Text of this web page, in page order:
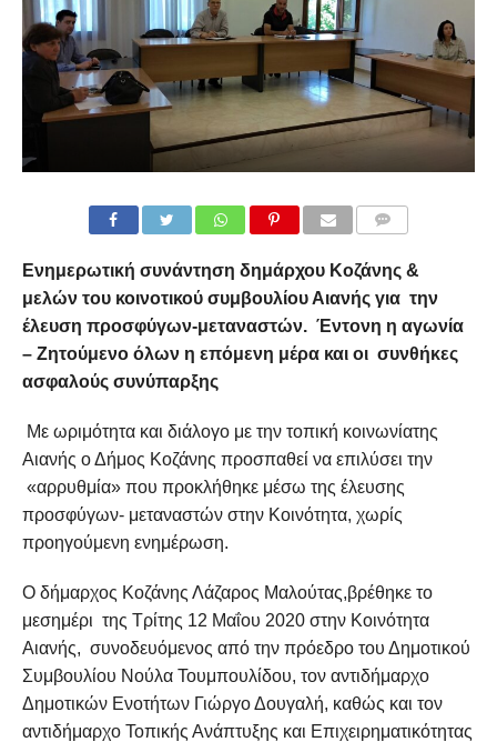
Ενημερωτική συνάντηση δημάρχου Κοζάνης &
μελών του κοινοτικού συμβουλίου Αιανής για την
έλευση προσφύγων-μεταναστών. Έντονη η αγωνία
– Zητούμενο όλων η επόμενη μέρα και οι συνθήκες
ασφαλούς συνύπαρξης
Με ωριμότητα και διάλογο με την τοπική κοινωνίατης
Αιανής ο Δήμος Κοζάνης προσπαθεί να επιλύσει την
«αρρυθμία» που προκλήθηκε μέσω της έλευσης
προσφύγων- μεταναστών στην Κοινότητα, χωρίς
προηγούμενη ενημέρωση.
Ο δήμαρχος Κοζάνης Λάζαρος Μαλούτας,βρέθηκε το
μεσημέρι της Τρίτης 12 Μαΐου 2020 στην Κοινότητα
Αιανής, συνοδευόμενος από την πρόεδρο του Δημοτικού
Συμβουλίου Νούλα Τουμπουλίδου, τον αντιδήμαρχο
Δημοτικών Ενοτήτων Γιώργο Δουγαλή, καθώς και τον
αντιδήμαρχο Τοπικής Ανάπτυξης και Επιχειρηματικότητας